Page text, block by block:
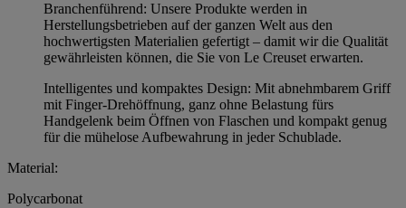
Branchenführend: Unsere Produkte werden in
Herstellungsbetrieben auf der ganzen Welt aus den
hochwertigsten Materialien gefertigt – damit wir die Qualität
gewährleisten können, die Sie von Le Creuset erwarten.
Intelligentes und kompaktes Design: Mit abnehmbarem Griff
mit Finger-Drehöffnung, ganz ohne Belastung fürs
Handgelenk beim Öffnen von Flaschen und kompakt genug
für die mühelose Aufbewahrung in jeder Schublade.
Material:
Polycarbonat